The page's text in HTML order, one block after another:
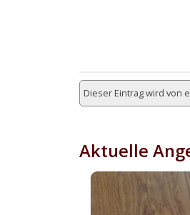
Dieser Eintrag wird von
Aktuelle